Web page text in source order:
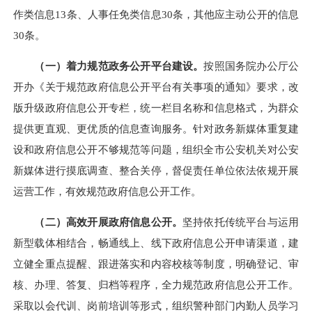
作类信息13条、人事任免类信息30条，其他应主动公开的信息
30条。
（一）着力规范政务公开平台建设。按照国务院办公厅公
开办《关于规范政府信息公开平台有关事项的通知》要求，改
版升级政府信息公开专栏，统一栏目名称和信息格式，为群众
提供更直观、更优质的信息查询服务。针对政务新媒体重复建
设和政府信息公开不够规范等问题，组织全市公安机关对公安
新媒体进行摸底调查、整合关停，督促责任单位依法依规开展
运营工作，有效规范政府信息公开工作。
（二）高效开展政府信息公开。 坚持依托传统平台与运用
新型载体相结合，畅通线上、线下政府信息公开申请渠道，建
立健全重点提醒、跟进落实和内容校核等制度，明确登记、审
核、办理、答复、归档等程序，全力规范政府信息公开工作。
采取以会代训、岗前培训等形式，组织警种部门内勤人员学习